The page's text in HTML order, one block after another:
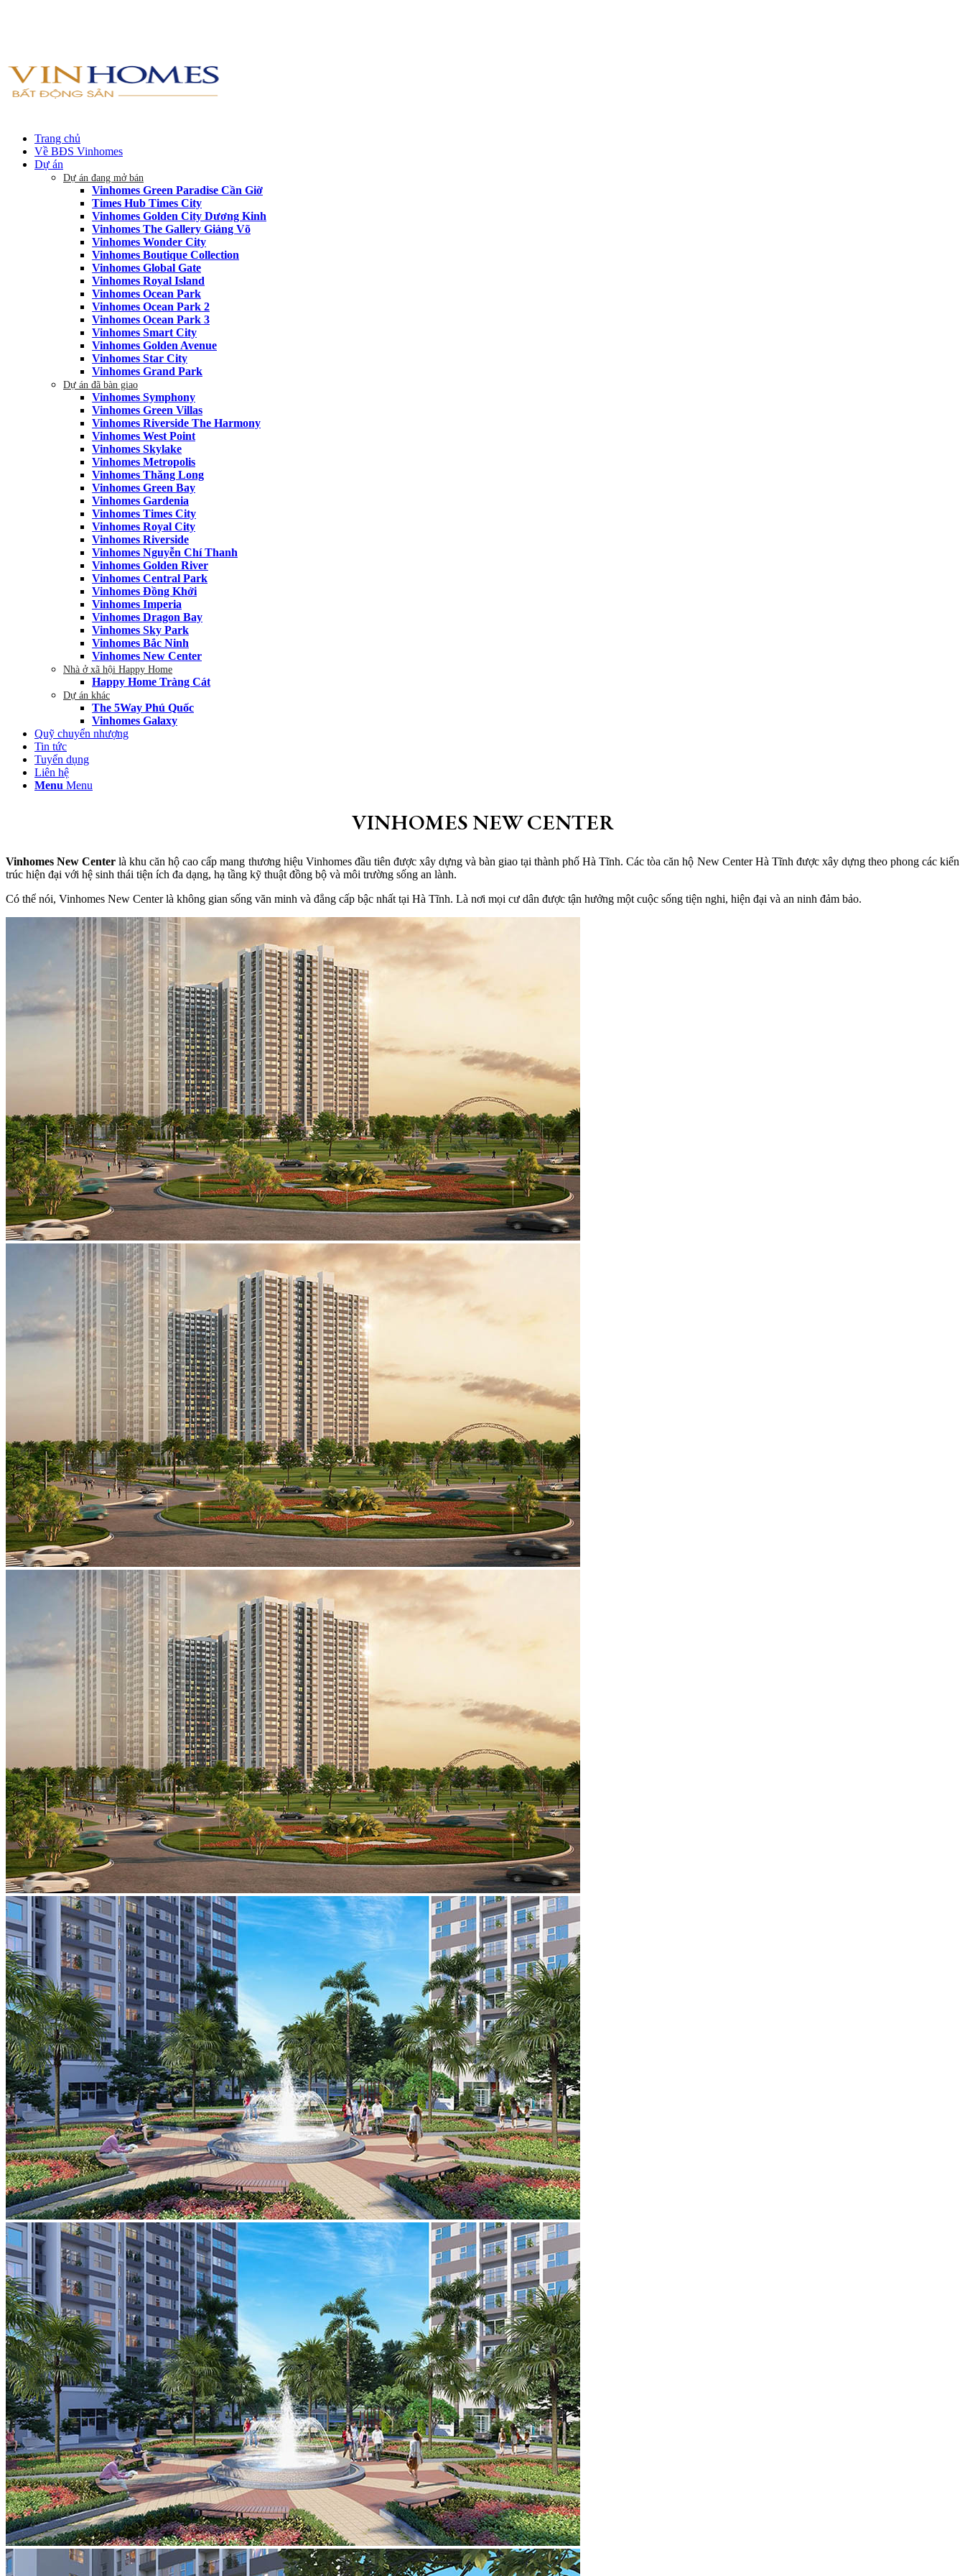
Trang chủ
Về BĐS Vinhomes
Dự án
Dự án đang mở bán
Vinhomes Green Paradise Cần Giờ
Times Hub Times City
Vinhomes Golden City Dương Kinh
Vinhomes The Gallery Giảng Võ
Vinhomes Wonder City
Vinhomes Boutique Collection
Vinhomes Global Gate
Vinhomes Royal Island
Vinhomes Ocean Park
Vinhomes Ocean Park 2
Vinhomes Ocean Park 3
Vinhomes Smart City
Vinhomes Golden Avenue
Vinhomes Star City
Vinhomes Grand Park
Dự án đã bàn giao
Vinhomes Symphony
Vinhomes Green Villas
Vinhomes Riverside The Harmony
Vinhomes West Point
Vinhomes Skylake
Vinhomes Metropolis
Vinhomes Thăng Long
Vinhomes Green Bay
Vinhomes Gardenia
Vinhomes Times City
Vinhomes Royal City
Vinhomes Riverside
Vinhomes Nguyễn Chí Thanh
Vinhomes Golden River
Vinhomes Central Park
Vinhomes Đồng Khởi
Vinhomes Imperia
Vinhomes Dragon Bay
Vinhomes Sky Park
Vinhomes Bắc Ninh
Vinhomes New Center
Nhà ở xã hội Happy Home
Happy Home Tràng Cát
Dự án khác
The 5Way Phú Quốc
Vinhomes Galaxy
Quỹ chuyển nhượng
Tin tức
Tuyển dụng
Liên hệ
Menu Menu
VINHOMES NEW CENTER
Vinhomes New Center là khu căn hộ cao cấp mang thương hiệu Vinhomes đầu tiên được xây dựng và bàn giao tại thành phố Hà Tĩnh. Các tòa căn hộ New Center Hà Tĩnh được xây dựng theo phong các kiến
trúc hiện đại với hệ sinh thái tiện ích đa dạng, hạ tầng kỹ thuật đồng bộ và môi trường sống an lành.
Có thể nói, Vinhomes New Center là không gian sống văn minh và đẳng cấp bậc nhất tại Hà Tĩnh. Là nơi mọi cư dân được tận hưởng một cuộc sống tiện nghi, hiện đại và an ninh đảm bảo.